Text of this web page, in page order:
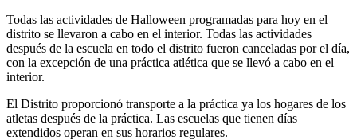
Todas las actividades de Halloween programadas para hoy en el
distrito se llevaron a cabo en el interior. Todas las actividades
después de la escuela en todo el distrito fueron canceladas por el día,
con la excepción de una práctica atlética que se llevó a cabo en el
interior.
El Distrito proporcionó transporte a la práctica ya los hogares de los
atletas después de la práctica. Las escuelas que tienen días
extendidos operan en sus horarios regulares.